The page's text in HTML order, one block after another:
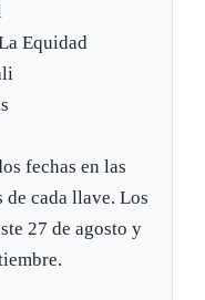
Equidad
fechas en las
de cada llave. Los
27 de agosto y